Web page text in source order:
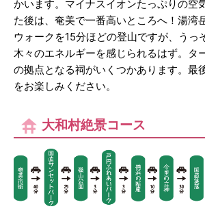
かいます。マイナスイオンたっぷりの空
た後は、奄美で一番高いところへ！湯湾
ウォークを15分ほどの登山ですが、うっ
木々のエネルギーを感じられるはず。タ
の拠点となる祠がいくつかあります。最
をお楽しみください。
大和村絶景コース